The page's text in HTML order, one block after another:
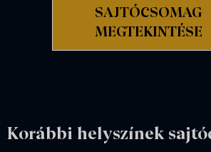
SAJTÓCSOMAG
MEGTEKINTÉSE
Korábbi helyszínek